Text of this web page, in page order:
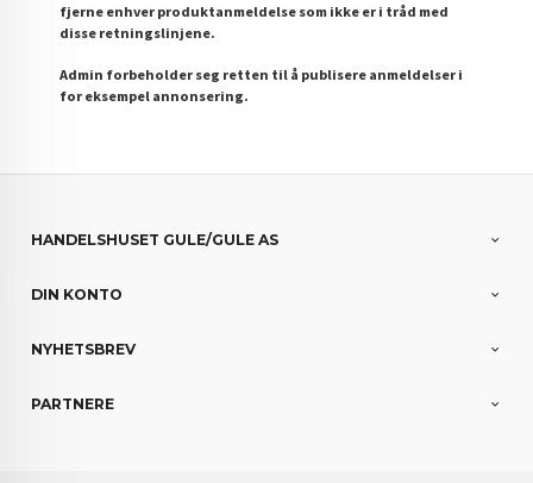
fjerne enhver produktanmeldelse som ikke er i tråd med
disse retningslinjene.
Admin forbeholder seg retten til å publisere anmeldelser i
for eksempel annonsering.
HANDELSHUSET GULE/GULE AS
DIN KONTO
NYHETSBREV
PARTNERE